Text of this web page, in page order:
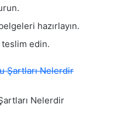
hazırlayın.
edin.
Nelerdir